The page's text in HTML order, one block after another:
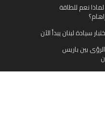
نعم للطاقة
سيادة لبنان يبدأ الآن
بين باريس
الدولة: لماذا يُعدّ نزع